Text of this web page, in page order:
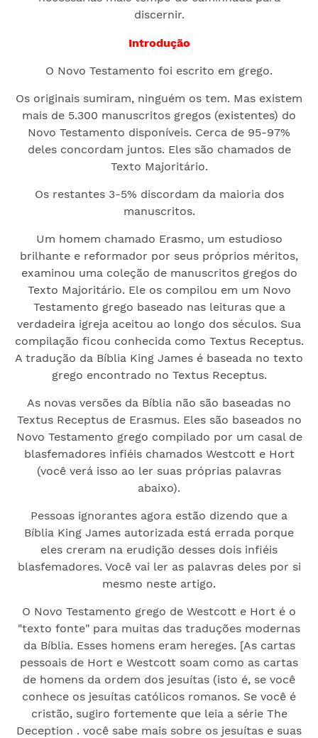
discernir.
Introdução
O Novo Testamento foi escrito em grego.
Os originais sumiram, ninguém os tem. Mas existem
mais de 5.300 manuscritos gregos (existentes) do
Novo Testamento disponíveis. Cerca de 95-97%
deles concordam juntos. Eles são chamados de
Texto Majoritário.
Os restantes 3-5% discordam da maioria dos
manuscritos.
Um homem chamado Erasmo, um estudioso
brilhante e reformador por seus próprios méritos,
examinou uma coleção de manuscritos gregos do
Texto Majoritário. Ele os compilou em um Novo
Testamento grego baseado nas leituras que a
verdadeira igreja aceitou ao longo dos séculos. Sua
compilação ficou conhecida como Textus Receptus.
A tradução da Bíblia King James é baseada no texto
grego encontrado no Textus Receptus.
As novas versões da Bíblia não são baseadas no
Textus Receptus de Erasmus. Eles são baseados no
Novo Testamento grego compilado por um casal de
blasfemadores infiéis chamados Westcott e Hort
(você verá isso ao ler suas próprias palavras
abaixo).
Pessoas ignorantes agora estão dizendo que a
Bíblia King James autorizada está errada porque
eles creram na erudição desses dois infiéis
blasfemadores. Você vai ler as palavras deles por si
mesmo neste artigo.
O Novo Testamento grego de Westcott e Hort é o
"texto fonte" para muitas das traduções modernas
da Bíblia. Esses homens eram hereges. [As cartas
pessoais de Hort e Westcott soam como as cartas
de homens da ordem dos jesuítas (isto é, se você
conhece os jesuítas católicos romanos. Se você é
cristão, sugiro fortemente que leia a série The
Deception . você sabe mais sobre os jesuítas e suas